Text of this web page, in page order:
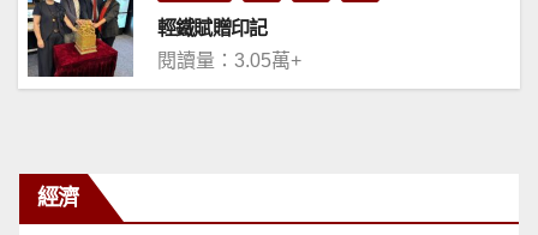
輕鐵賦贈印記
閱讀量：3.05萬+
經濟